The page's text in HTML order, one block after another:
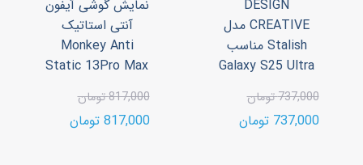
DESIGN
CREATIVE مدل
Stalish مناسب
Galaxy S25 Ultra
737,000 تومان
737,000 تومان
نمایش گوشی آیفون
آنتی استاتیک
Monkey Anti
Static 13Pro Max
817,000 تومان
817,000 تومان